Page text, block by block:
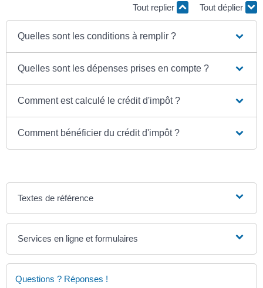
Tout replier Tout déplier
Quelles sont les conditions à remplir ?
Quelles sont les dépenses prises en compte ?
Comment est calculé le crédit d'impôt ?
Comment bénéficier du crédit d'impôt ?
Textes de référence
Services en ligne et formulaires
Questions ? Réponses !